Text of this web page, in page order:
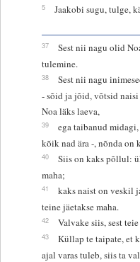
5 Jaakobi sugu, tulge,
37
Sest nii nagu olid
tulemine.
38
Sest nii nagu
- sõid ja jõid, võtsid
Noa läks laeva,
39
ega taibanud
kõik nad ära -, nõnda on
40
Siis on kaks põllul:
maha;
41
kaks naist on veskil
teine jäetakse maha.
42 Valvake siis, sest
43
Küllap te taipate, et
ajal varas tuleb, siis ta